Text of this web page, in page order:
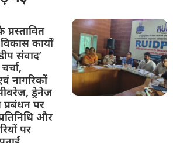
कार्यों
संवाद’
नागरिकों
ड्रेनेज
पर
और
पर